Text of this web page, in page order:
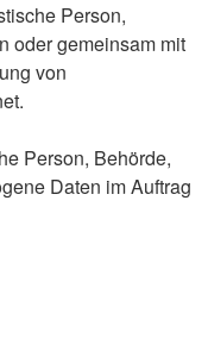
Person,
oder gemeinsam mit
von
Person, Behörde,
Daten im Auftrag